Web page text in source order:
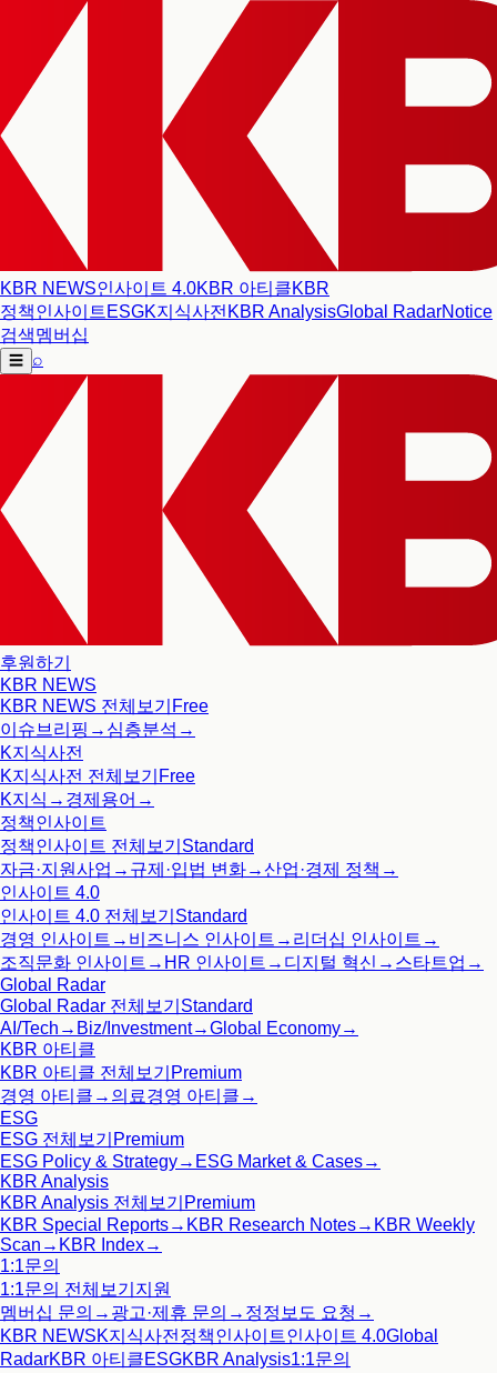
KBR NEWS인사이트 4.0KBR 아티클KBR
정책인사이트 ESGK지식사전 KBR AnalysisGlobal RadarNotice
검색멤버십
☰ ⌕
후원하기
KBR NEWS
KBR NEWS 전체보기 Free
이슈브리핑 → 심층분석 →
K지식사전
K지식사전 전체보기 Free
K지식 → 경제용어 →
정책인사이트
정책인사이트 전체보기 Standard
자금·지원사업 → 규제·입법 변화→산업·경제 정책 →
인사이트 4.0
인사이트 4.0 전체보기 Standard
경영 인사이트 → 비즈니스 인사이트 → 리더십 인사이트 →
조직문화 인사이트 → HR 인사이트 → 디지털 혁신 → 스타트업 →
Global Radar
Global Radar 전체보기 Standard
AI/Tech → Biz/Investment→Global Economy→
KBR 아티클
KBR 아티클 전체보기 Premium
경영 아티클 → 의료경영 아티클 →
ESG
ESG 전체보기 Premium
ESG Policy & Strategy→ ESG Market & Cases→
KBR Analysis
KBR Analysis 전체보기 Premium
KBR Special Reports→ KBR Research Notes→ KBR Weekly
Scan → KBR Index→
1:1문의
1:1문의 전체보기 지원
멤버십 문의 → 광고·제휴 문의 → 정정보도 요청 →
KBR NEWSK지식사전 정책인사이트인사이트 4.0Global
RadarKBR 아티클ESGKBR Analysis1:1문의